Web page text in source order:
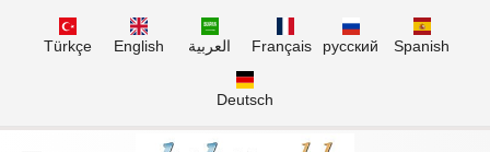
Türkçe English العربية Français русский Spanish
Deutsch